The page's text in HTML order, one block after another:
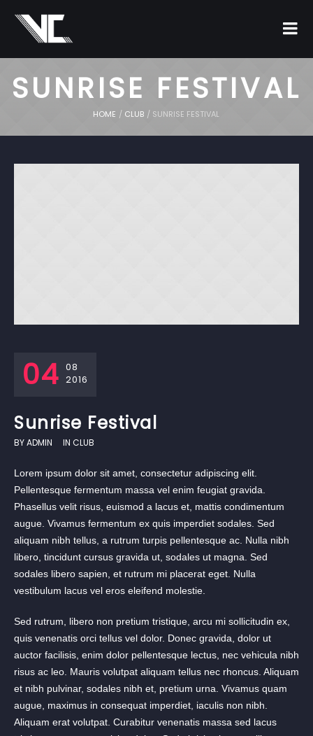
SUNRISE FESTIVAL
HOME / CLUB / SUNRISE FESTIVAL
04 08
2016
Sunrise Festival
BYADMIN IN CLUB
Lorem ipsum dolor sit amet, consectetur adipiscing elit.
Pellentesque fermentum massa vel enim feugiat gravida.
Phasellus velit risus, euismod a lacus et, mattis condimentum
augue. Vivamus fermentum ex quis imperdiet sodales. Sed
aliquam nibh tellus, a rutrum turpis pellentesque ac. Nulla nibh
libero, tincidunt cursus gravida ut, sodales ut magna. Sed
sodales libero sapien, et rutrum mi placerat eget. Nulla
vestibulum lacus vel eros eleifend molestie.
Sed rutrum, libero non pretium tristique, arcu mi sollicitudin ex,
quis venenatis orci tellus vel dolor. Donec gravida, dolor ut
auctor facilisis, enim dolor pellentesque lectus, nec vehicula nibh
risus ac leo. Mauris volutpat aliquam tellus nec rhoncus. Aliquam
et nibh pulvinar, sodales nibh et, pretium urna. Vivamus quam
augue, maximus in consequat imperdiet, iaculis non nibh.
Aliquam erat volutpat. Curabitur venenatis massa sed lacus